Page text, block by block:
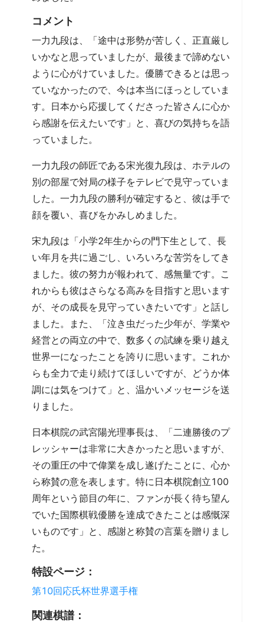
コメント
一力九段は、「途中は形勢が苦しく、正直厳し
いかなと思っていましたが、最後まで諦めない
ように心がけていました。優勝できるとは思っ
ていなかったので、今は本当にほっとしていま
す。日本から応援してくださった皆さんに心か
ら感謝を伝えたいです」と、喜びの気持ちを語
っていました。
一力九段の師匠である宋光復九段は、ホテルの
別の部屋で対局の様子をテレビで見守っていま
した。一力九段の勝利が確定すると、彼は手で
顔を覆い、喜びをかみしめました。
宋九段は「小学2年生からの門下生として、長
い年月を共に過ごし、いろいろな苦労をしてき
ました。彼の努力が報われて、感無量です。こ
れからも彼はさらなる高みを目指すと思います
が、その成長を見守っていきたいです」と話し
ました。また、「泣き虫だった少年が、学業や
経営との両立の中で、数多くの試練を乗り越え
世界一になったことを誇りに思います。これか
らも全力で走り続けてほしいですが、どうか体
調には気をつけて」と、温かいメッセージを送
りました。
日本棋院の武宮陽光理事長は、「二連勝後のプ
レッシャーは非常に大きかったと思いますが、
その重圧の中で偉業を成し遂げたことに、心か
ら称賛の意を表します。特に日本棋院創立100
周年という節目の年に、ファンが長く待ち望ん
でいた国際棋戦優勝を達成できたことは感慨深
いものです」と、感謝と称賛の言葉を贈りまし
た。
特設ページ：
第10回応氏杯世界選手権
関連棋譜：